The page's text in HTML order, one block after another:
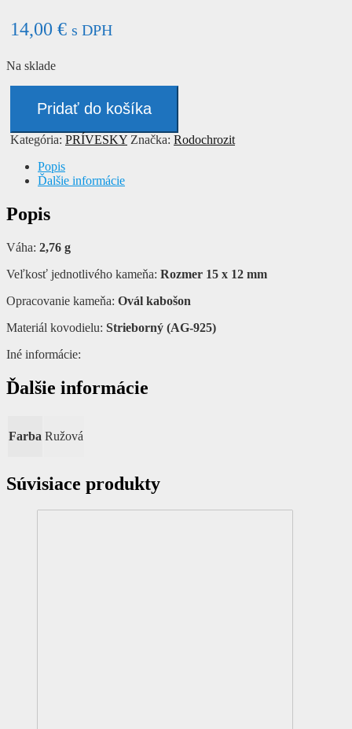
14,00 € s DPH
Na sklade
Prívesok
RODOCHROZIT
Pridať do košíka
Kategória: PRÍVESKY Značka: Rodochrozit
Popis
Ďalšie informácie
Popis
Váha: 2,76 g
Veľkosť jednotlivého kameňa: Rozmer 15 x 12 mm
Opracovanie kameňa: Ovál kabošon
Materiál kovodielu: Strieborný (AG-925)
Iné informácie:
Ďalšie informácie
Farba Ružová
Súvisiace produkty